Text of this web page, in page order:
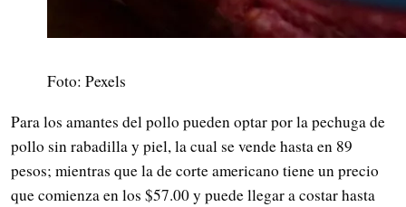
Foto: Pexels
Para los amantes del pollo pueden optar por la pechuga de
pollo sin rabadilla y piel, la cual se vende hasta en 89
pesos; mientras que la de corte americano tiene un precio
que comienza en los $57.00 y puede llegar a costar hasta